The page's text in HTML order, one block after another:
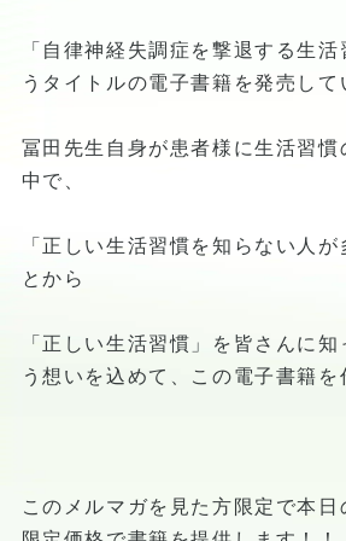
「自律神経失調症を撃退する生
うタイトルの電子書籍を発売して
冨田先生自身が患者様に生活習慣
中で、
「正しい生活習慣を知らない人が
とから
「正しい生活習慣」を皆さんに
う想いを込めて、この電子書籍を
このメルマガを見た方限定で本日